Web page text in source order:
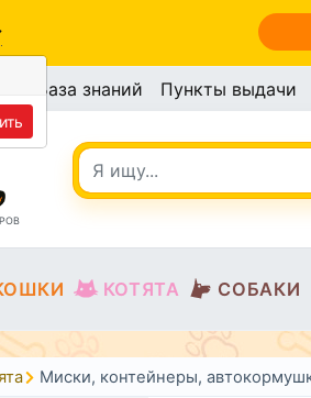
База знаний Пункты выдачи
КОТЯТА СОБАКИ
Миски, контейнеры,